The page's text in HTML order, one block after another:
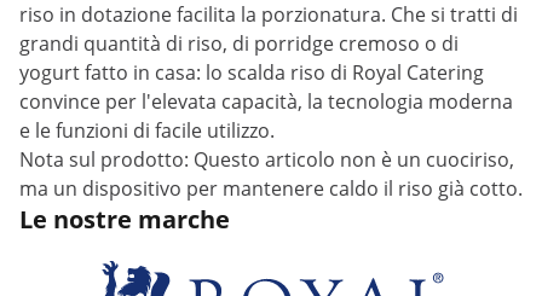
riso in dotazione facilita la porzionatura. Che si tratti di
grandi quantità di riso, di porridge cremoso o di
yogurt fatto in casa: lo scalda riso di Royal Catering
convince per l'elevata capacità, la tecnologia moderna
e le funzioni di facile utilizzo.
Nota sul prodotto: Questo articolo non è un cuociriso,
ma un dispositivo per mantenere caldo il riso già cotto.
Le nostre marche